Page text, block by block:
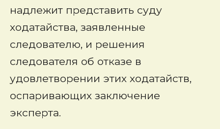
надлежит представить суду
ходатайства, заявленные
следователю, и решения
следователя об отказе в
удовлетворении этих ходатайств,
оспаривающих заключение
эксперта.